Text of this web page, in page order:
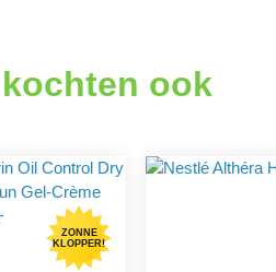
ook
ZONNE
KLOPPER!